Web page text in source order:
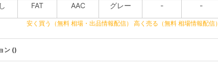
FAT AAC グレー - -
安く買う（無料 相場・出品情報配信） 高く売る（無料 相場情報配信）
ン ()